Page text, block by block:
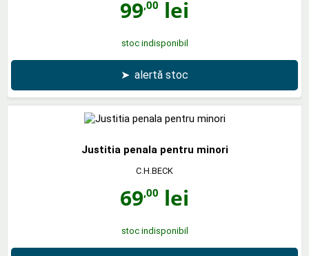
99,00 lei
stoc indisponibil
➤ alertă stoc
Justitia penala pentru minori
C.H.BECK
69,00 lei
stoc indisponibil